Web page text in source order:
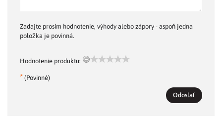
Zadajte prosím hodnotenie, výhody alebo zápory - aspoň jedna
položka je povinná.
Hodnotenie produktu:
* (Povinné)
Odoslať